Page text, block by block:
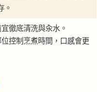
。
宜徹底清洗與汆水。
位控制烹煮時間，口感會更